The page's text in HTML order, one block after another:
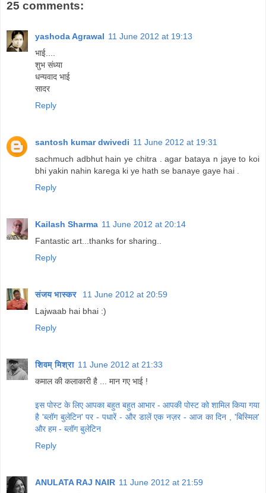
25 comments:
yashoda Agrawal 11 June 2012 at 19:13
भाई....
शुभ संध्या
धन्यवाद भाई
सादर
Reply
santosh kumar dwivedi 11 June 2012 at 19:31
sachmuch adbhut hain ye chitra . agar bataya n jaye to koi
bhi yakin nahin karega ki ye hath se banaye gaye hai .
Reply
Kailash Sharma 11 June 2012 at 20:14
Fantastic art...thanks for sharing..
Reply
संजय भास्‍कर
11 June 2012 at 20:59
Lajwaab hai bhai :)
Reply
शिवम् मिश्रा 11 June 2012 at 21:33
कमाल की कलाकारी है ... मान गए भाई !
इस पोस्ट के लिए आपका बहुत बहुत आभार - आपकी पोस्ट को शामिल किया गया
है 'ब्लॉग बुलेटिन' पर - पधारें - और डालें एक नज़र - आज का दिन , 'बिस्मिल'
और हम - ब्लॉग बुलेटिन
Reply
ANULATA RAJ NAIR 11 June 2012 at 21:59